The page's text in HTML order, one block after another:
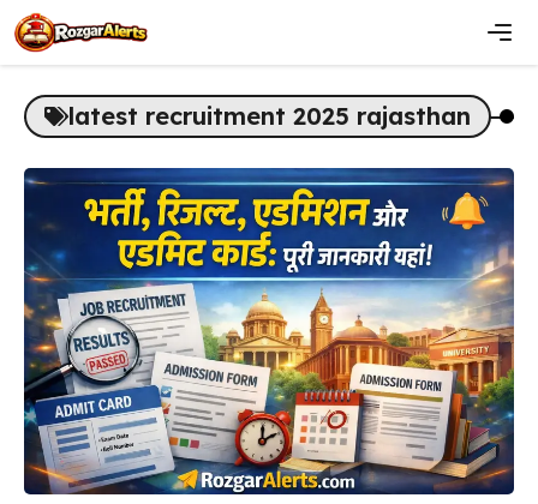
Skip
to
content
latest recruitment 2025 rajasthan